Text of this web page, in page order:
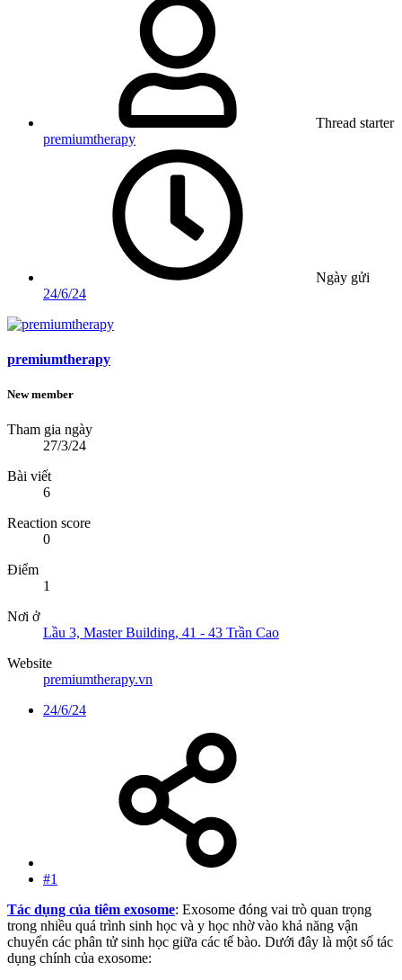
Thread starter
premiumtherapy
Ngày gửi
24/6/24
premiumtherapy
New member
Tham gia ngày
27/3/24
Bài viết
6
Reaction score
0
Điểm
1
Nơi ở
Lầu 3, Master Building, 41 - 43 Trần Cao
Website
premiumtherapy.vn
24/6/24
#1
Tác dụng của tiêm exosome: Exosome đóng vai trò quan trọng
trong nhiều quá trình sinh học và y học nhờ vào khả năng vận
chuyển các phân tử sinh học giữa các tế bào. Dưới đây là một số tác
dụng chính của exosome: